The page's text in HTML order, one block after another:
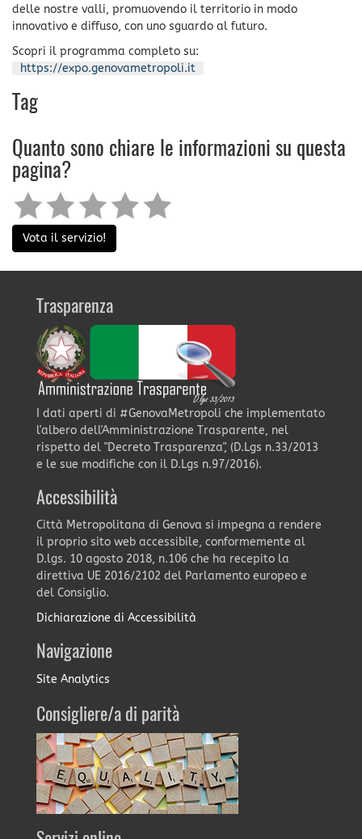
delle nostre valli, promuovendo il territorio in modo
innovativo e diffuso, con uno sguardo al futuro.
Scopri il programma completo su:
https://expo.genovametropoli.it
Tag
Quanto sono chiare le informazioni su questa
pagina?
Vota il servizio!
Trasparenza
I dati aperti di #GenovaMetropoli che implementato
l'albero dell'Amministrazione Trasparente, nel
rispetto del "Decreto Trasparenza", (D.Lgs n.33/2013
e le sue modifiche con il D.Lgs n.97/2016).
Accessibilità
Città Metropolitana di Genova si impegna a rendere
il proprio sito web accessibile, conformemente al
D.lgs. 10 agosto 2018, n.106 che ha recepito la
direttiva UE 2016/2102 del Parlamento europeo e
del Consiglio.
Dichiarazione di Accessibilità
Navigazione
Site Analytics
Consigliere/a di parità